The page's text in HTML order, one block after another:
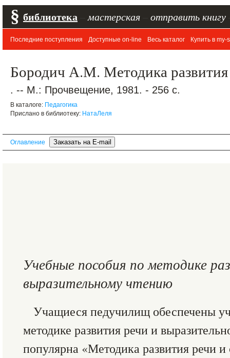
§ библиотека мастерская отправить книгу
Последние поступления Доступные on-line Весь каталог Купить в my-
Бородич А.М. Методика развития
. -- М.: Прочвещение, 1981. - 256 с.
В каталоге: Педагогика
Прислано в библиотеку: НатаЛеля
Оглавление
Учебные пособия по методике
выразительному чтению
Учащиеся педучилищ обеспечены
методике развития речи и
популярна «Методика развития речи